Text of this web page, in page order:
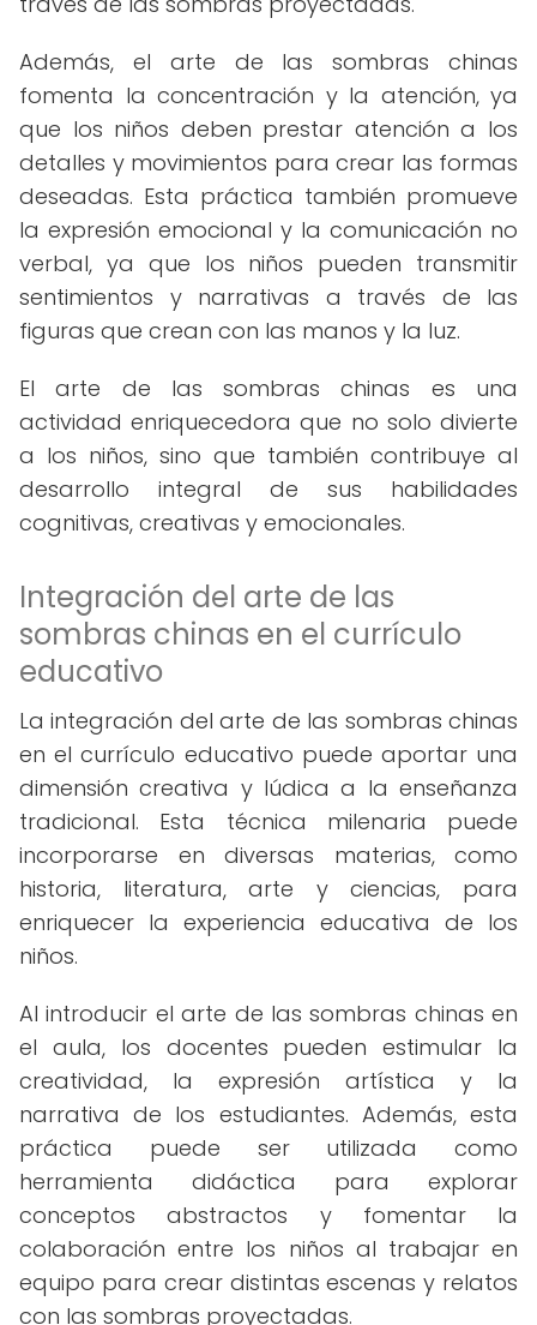
Además, el arte de las sombras chinas
fomenta la concentración y la atención, ya
que los niños deben prestar atención a los
detalles y movimientos para crear las formas
deseadas. Esta práctica también promueve
la expresión emocional y la comunicación no
verbal, ya que los niños pueden transmitir
sentimientos y narrativas a través de las
figuras que crean con las manos y la luz.
El arte de las sombras chinas es una
actividad enriquecedora que no solo divierte
a los niños, sino que también contribuye al
desarrollo integral de sus habilidades
cognitivas, creativas y emocionales.
Integración del arte de las
sombras chinas en el currículo
educativo
La integración del arte de las sombras chinas
en el currículo educativo puede aportar una
dimensión creativa y lúdica a la enseñanza
tradicional. Esta técnica milenaria puede
incorporarse en diversas materias, como
historia, literatura, arte y ciencias, para
enriquecer la experiencia educativa de los
niños.
Al introducir el arte de las sombras chinas en
el aula, los docentes pueden estimular la
creatividad, la expresión artística y la
narrativa de los estudiantes. Además, esta
práctica puede ser utilizada como
herramienta didáctica para explorar
conceptos abstractos y fomentar la
colaboración entre los niños al trabajar en
equipo para crear distintas escenas y relatos
con las sombras proyectadas.